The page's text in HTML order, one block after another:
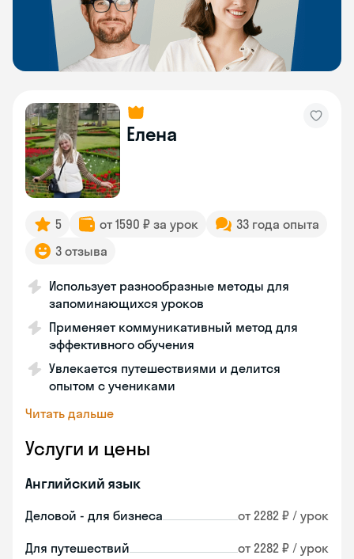
Елена
5 от 1590 ₽ за урок
33 года опыта
3 отзыва
Использует разнообразные методы для
запоминающихся уроков
Применяет коммуникативный метод для
эффективного обучения
Увлекается путешествиями и делится
опытом с учениками
Читать дальше
Услуги и цены
Английский язык
Деловой - для бизнеса от 2282 ₽ / урок
Для путешествий от 2282 ₽ / урок